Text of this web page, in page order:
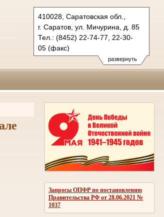
развернуть
410028, Саратовская обл.,
г. Саратов, ул. Мичурина, д. 85
Тел.: (8452) 22-74-77, 22-30-
05 (факс)
oblsud.sar@sudrf.ru
Запросы ОПФР по постановлению
Правительства РФ от 28.06.2021 №
1037